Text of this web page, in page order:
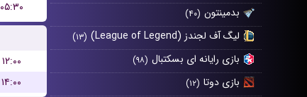
بدمینتون (۴۰)
لیگ آف لجندز (League of Legend) (۱۳)
بازی رایانه ای بسکتبال (۹۸)
بازی دوتا (۱۲)
۰۵:۳۰
۱۲:۰۰
۱۴:۰۰